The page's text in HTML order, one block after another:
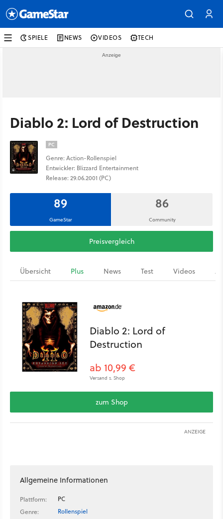
SPIELE NEWS VIDEOS TECH
Diablo 2: Lord of Destruction
PC
Genre: Action-Rollenspiel
Entwickler: Blizzard Entertainment
Release: 29.06.2001 (PC)
89
GameStar
86
Community
Preisvergleich
Übersicht Plus News Test Videos
Diablo 2: Lord of
Destruction
ab 10,99 €
Versand s. Shop
zum Shop
ANZEIGE
Allgemeine Informationen
Plattform:
PC
Genre:
Rollenspiel